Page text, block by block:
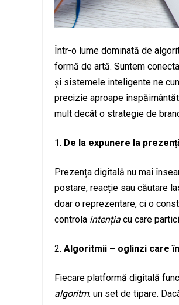
Într-o lume dominată de
formă de artă. Suntem
și sistemele inteligente ne
precizie aproape
mult decât o strategie de
De la expunere la
Prezența digitală nu mai
postare, reacție sau căutare
doar o reprezentare, ci o
controla intenția cu care
Algoritmii – oglinzi care
Fiecare platformă digitală
algoritm: un set de tipare.